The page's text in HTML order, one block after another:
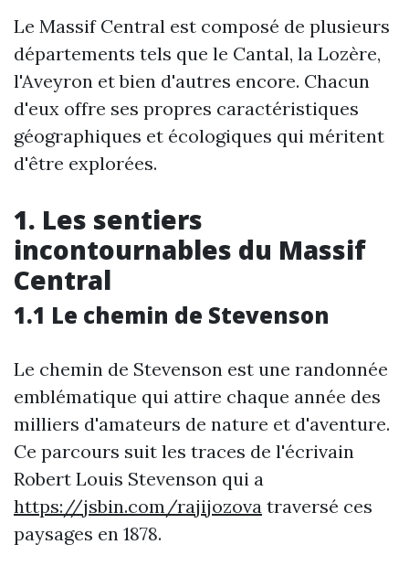
Le Massif Central est composé de plusieurs
départements tels que le Cantal, la Lozère,
l'Aveyron et bien d'autres encore. Chacun
d'eux offre ses propres caractéristiques
géographiques et écologiques qui méritent
d'être explorées.
1. Les sentiers
incontournables du Massif
Central
1.1 Le chemin de Stevenson
Le chemin de Stevenson est une randonnée
emblématique qui attire chaque année des
milliers d'amateurs de nature et d'aventure.
Ce parcours suit les traces de l'écrivain
Robert Louis Stevenson qui a
https://jsbin.com/rajijozova traversé ces
paysages en 1878.